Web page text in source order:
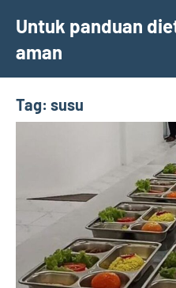
content
Untuk panduan
aman
Tag: susu